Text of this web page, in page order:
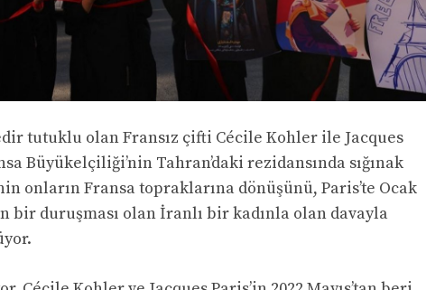
tutuklu olan Fransız çifti Cécile Kohler ile Jacques
Büyükelçiliği’nin Tahran’daki rezidansında sığınak
onların Fransa topraklarına dönüşünü, Paris’te Ocak
bir duruşması olan İranlı bir kadınla olan davayla